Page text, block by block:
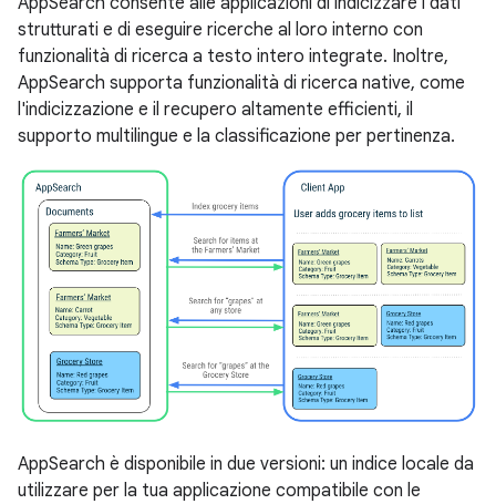
strutturati e di eseguire ricerche al loro interno con
funzionalità di ricerca a testo intero integrate. Inoltre,
AppSearch supporta funzionalità di ricerca native, come
l'indicizzazione e il recupero altamente efficienti, il
supporto multilingue e la classificazione per pertinenza.
AppSearch è disponibile in due versioni: un indice locale da
utilizzare per la tua applicazione compatibile con le